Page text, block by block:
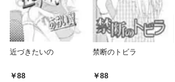
近づきたいの
88
禁断のトビラ
88